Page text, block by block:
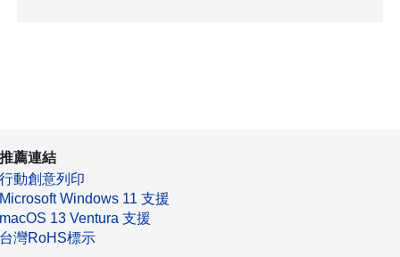
推薦連結
行動創意列印
Microsoft Windows 11 支援
macOS 13 Ventura 支援
台灣RoHS標示